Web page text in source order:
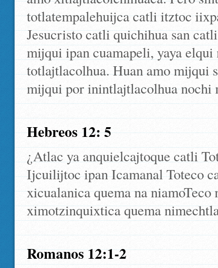
totlatempalehuijca catli itztoc
Jesucristo catli quichihua san
mijqui ipan cuamapeli, yaya
totlajtlacolhua. Huan amo mijqui
mijqui por inintlajtlacolhua nochi
Hebreos 12: 5
¿Atlac ya anquielcajtoque catli
Ijcuilijtoc ipan Icamanal Toteco
xicualanica quema na
ximotzinquixtica quema
Romanos 12:1-2